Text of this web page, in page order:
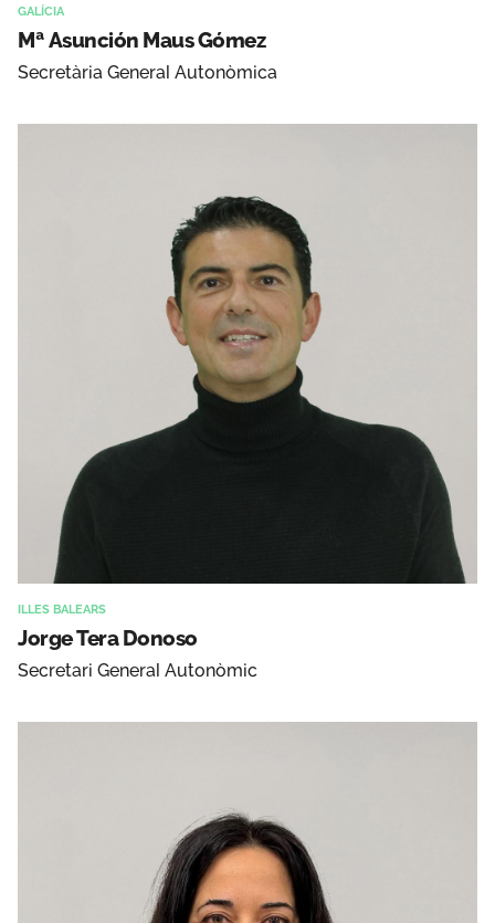
GALÍCIA
Mª Asunción Maus Gómez
Secretària General Autonòmica
ILLES BALEARS
Jorge Tera Donoso
Secretari General Autonòmic